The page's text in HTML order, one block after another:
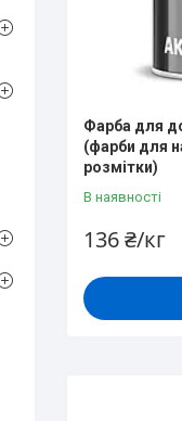
Фарба для
(фарби для
розмітки)
В наявності
136 ₴/кг